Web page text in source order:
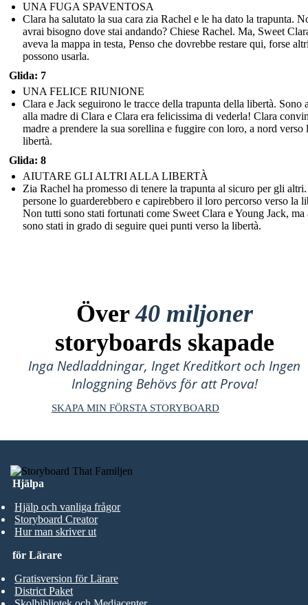
UNA FUGA SPAVENTOSA
Clara ha salutato la sua cara zia Rachel e le ha dato la trapunta.
avrai bisogno dove stai andando? Chiese Rachel. Ma, Sweet
aveva la mappa in testa, Penso che dovrebbe restare qui, forse
possono usarla.
Glida: 7
UNA FELICE RIUNIONE
Clara e Jack seguirono le tracce della trapunta della libertà. Sono
alla madre di Clara e Clara era felicissima di vederla! Clara
madre a prendere la sua sorellina e fuggire con loro, a nord verso
libertà.
Glida: 8
AIUTARE GLI ALTRI ALLA LIBERTÀ
Zia Rachel ha promesso di tenere la trapunta al sicuro per gli
persone lo guarderebbero e capirebbero il loro percorso verso la
Non tutti sono stati fortunati come Sweet Clara e Young Jack, ma
sono stati in grado di seguire quei punti verso la libertà.
Över40 miljoner
storyboards skapade
Inga Nedladdningar, Inget Kreditkort och Ingen
Inloggning Behövs för att Prova!
SKAPA MIN FÖRSTA STORYBOARD
Hjälpa
Hjälp och vanliga frågor
Storyboard Creator
Hur man skriver ut
för Lärare
Gratisversion för Lärare
District Paket